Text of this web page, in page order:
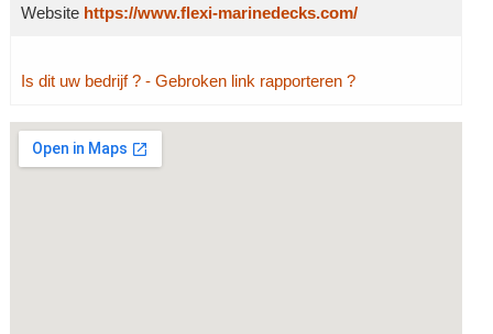
Website https://www.flexi-marinedecks.com/
Is dit uw bedrijf ? - Gebroken link rapporteren ?
Grotere kaart weergeven